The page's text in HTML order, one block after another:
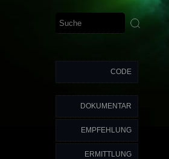
CODE
DOKUMENTAR
EMPFEHLUNG
ERMITTLUNG